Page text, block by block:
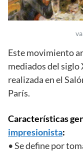
Este movimiento
mediados del siglo
realizada en el
París.
Características
impresionista:
• Se define por